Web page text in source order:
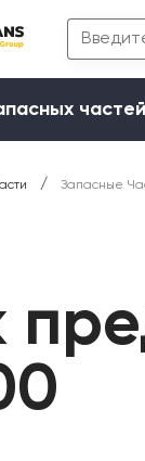
частей
/ Запасные